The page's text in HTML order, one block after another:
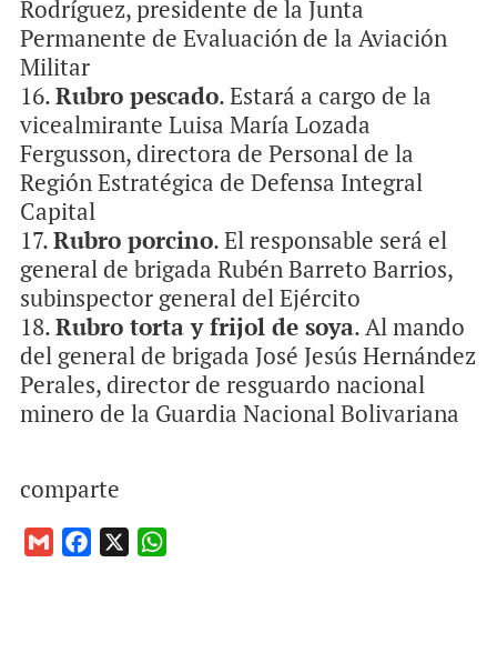
Rodríguez, presidente de la Junta
Permanente de Evaluación de la Aviación
Militar
Rubro pescado. Estará a cargo de la
vicealmirante Luisa María Lozada
Fergusson, directora de Personal de la
Región Estratégica de Defensa Integral
Capital
Rubro porcino. El responsable será el
general de brigada Rubén Barreto Barrios,
subinspector general del Ejército
Rubro torta y frijol de soya. Al mando
del general de brigada José Jesús Hernández
Perales, director de resguardo nacional
minero de la Guardia Nacional Bolivariana
comparte